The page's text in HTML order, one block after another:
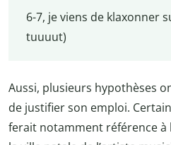
6-7, je viens de klaxonner
tuuuut)
Aussi, plusieurs hypothèses
de justifier son emploi.
ferait notamment référence à